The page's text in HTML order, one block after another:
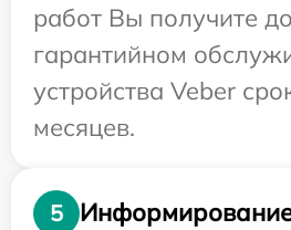
работ Вы получите
гарантийном
устройства Veber
месяцев.
5
Информирование